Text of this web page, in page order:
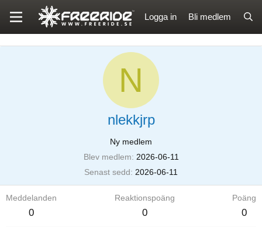
Logga in Bli medlem
N
nlekkjrp
Ny medlem
Blev medlem
2026-06-11
Senast sedd
2026-06-11
Meddelanden
0
Reaktionspoäng
0
Poäng
0